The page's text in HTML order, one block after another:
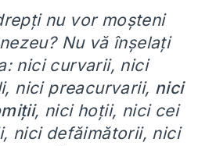
nu vor moşteni
Nu vă înşelaţi
nici curvarii, nici
nici preacurvarii, nici
, nici hoţii, nici cei
nici defăimătorii, nici